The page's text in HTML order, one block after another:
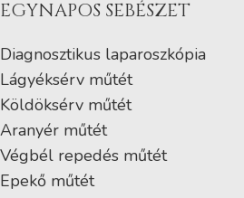
EGYNAPOS SEBÉSZET
Diagnosztikus laparoszkópia
Lágyéksérv műtét
Köldöksérv műtét
Aranyér műtét
Végbél repedés műtét
Epekő műtét